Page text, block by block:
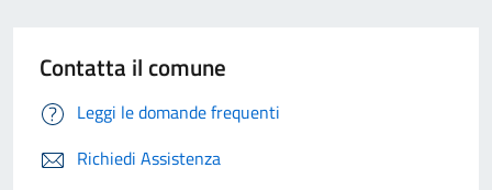
Contatta il comune
Leggi le domande frequenti
Richiedi Assistenza